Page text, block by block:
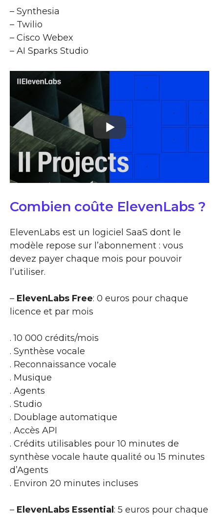
– Synthesia
– Twilio
– Cisco Webex
– AI Sparks Studio
Combien coûte ElevenLabs ?
ElevenLabs est un logiciel SaaS dont le
modèle repose sur l’abonnement : vous
devez payer chaque mois pour pouvoir
l’utiliser.
– ElevenLabs Free: 0 euros pour chaque
licence et par mois
. 10 000 crédits/mois
. Synthèse vocale
. Reconnaissance vocale
. Musique
. Agents
. Studio
. Doublage automatique
. Accès API
. Crédits utilisables pour 10 minutes de
synthèse vocale haute qualité ou 15 minutes
d’Agents
. Environ 20 minutes incluses
– ElevenLabs Essential : 5 euros pour chaque